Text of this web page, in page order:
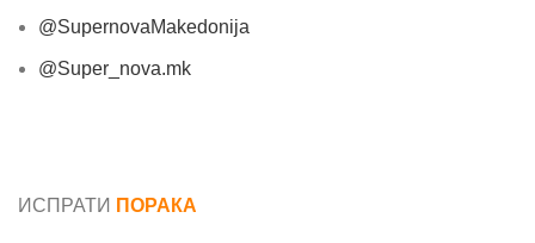
@SupernovaMakedonija
@Super_nova.mk
ИСПРАТИ ПОРАКА